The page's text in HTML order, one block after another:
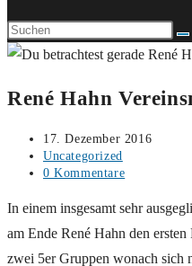
René Hahn
Beitrag
veröffentlicht:
17. Dezember 2016
Beitrags-
Kategorie:
Uncategorized
Beitrags-
0 Kommentare
In einem insgesamt sehr
am Ende René Hahn den
zwei 5er Gruppen wonach sich